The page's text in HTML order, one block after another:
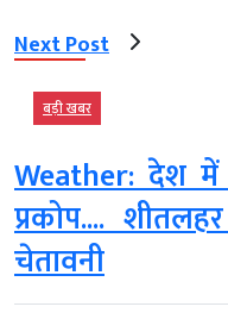
Next Post
बड़ी खबर
Weather: देश
प्रकोप....
चेतावनी